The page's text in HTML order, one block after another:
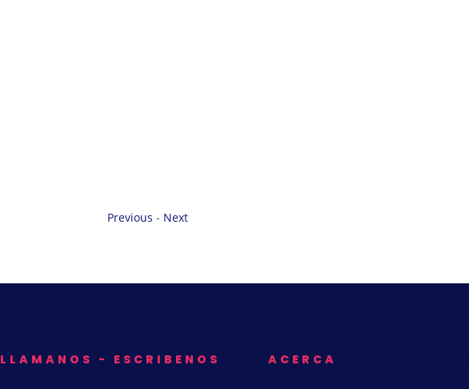
Previous - Next
LLAMANOS - ESCRIBENOS ACERCA